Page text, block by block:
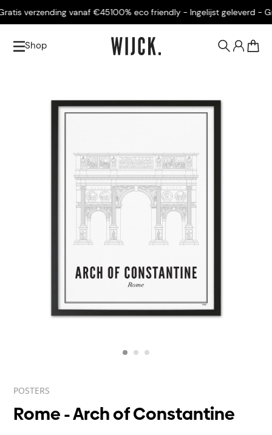
verzending vanaf €45100% eco friendly - Ingelijst geleverd -
Shop
POSTERS
Rome - Arch of Constantine